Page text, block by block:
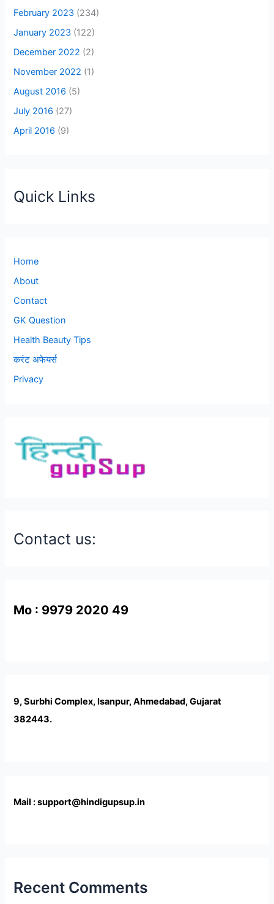
February 2023 (234)
January 2023 (122)
December 2022 (2)
November 2022 (1)
August 2016 (5)
July 2016 (27)
April 2016 (9)
Quick Links
Home
About
Contact
GK Question
Health Beauty Tips
करंट अफेयर्स
Privacy
Contact us:
Mo : 9979 2020 49
9, Surbhi Complex, Isanpur, Ahmedabad, Gujarat
382443.
Mail : support@hindigupsup.in
Recent Comments